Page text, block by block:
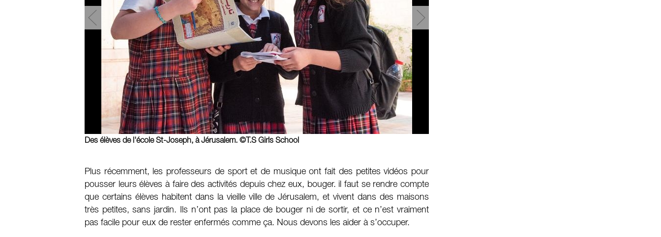
Des élèves de l'école St-Joseph, à Jérusalem. ©T.S Girls School
Plus récemment, les professeurs de sport et de musique ont fait des petites vidéos pour
pousser leurs élèves à faire des activités depuis chez eux, bouger. il faut se rendre compte
que certains élèves habitent dans la vieille ville de Jérusalem, et vivent dans des maisons
très petites, sans jardin. Ils n’ont pas la place de bouger ni de sortir, et ce n’est vraiment
pas facile pour eux de rester enfermés comme ça. Nous devons les aider à s’occuper.